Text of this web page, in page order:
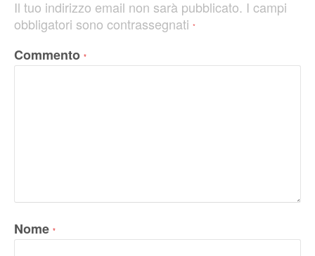
Il tuo indirizzo email non sarà pubblicato. I campi
obbligatori sono contrassegnati *
Commento *
Nome *